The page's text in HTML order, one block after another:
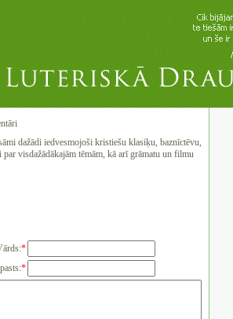
dažādi iedvesmojoši kristiešu klasiķu, baznīctēvu,
visdažādākajām tēmām, kā arī grāmatu un filmu
*
*